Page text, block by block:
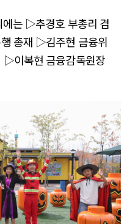
에는 ▷추경호 부총리 겸
총재 ▷김주현 금융위
▷이복현 금융감독원장